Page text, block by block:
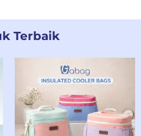
Terbaik